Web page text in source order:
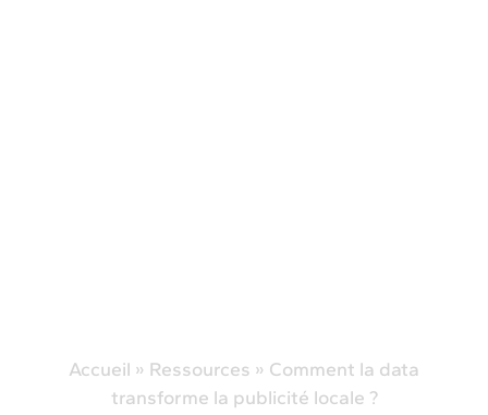
Accueil » Ressources » Comment la data
transforme la publicité locale ?